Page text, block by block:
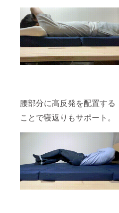
腰部分に高反発を配置する
ことで寝返りもサポート。